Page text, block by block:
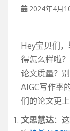
2024年4月
Hey宝贝们
得怎么样啦
论文质量？
AIGC写作率
们的论文更上
文思慧达：